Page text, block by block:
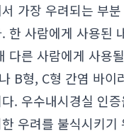
가장 우려되는 부
한 사람에게 사용된
다른 사람에게 사용
B형, C형 간염 바이
. 우수내시경실 인
우려를 불식시키기